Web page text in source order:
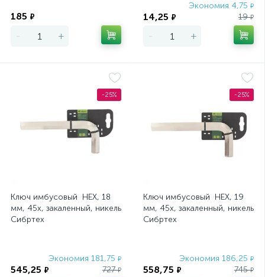
185 ₽
- +
Экономия 4,75 ₽
14,25 ₽ 19₽
- +
-25%
Ключ имбусовый HEX, 18
мм, 45x, закаленный, никель
Сибртех
Экономия 181,75 ₽
545,25 ₽ 727₽
-25%
Ключ имбусовый HEX, 19
мм, 45x, закаленный, никель
Сибртех
Экономия 186,25 ₽
558,75 ₽ 745₽